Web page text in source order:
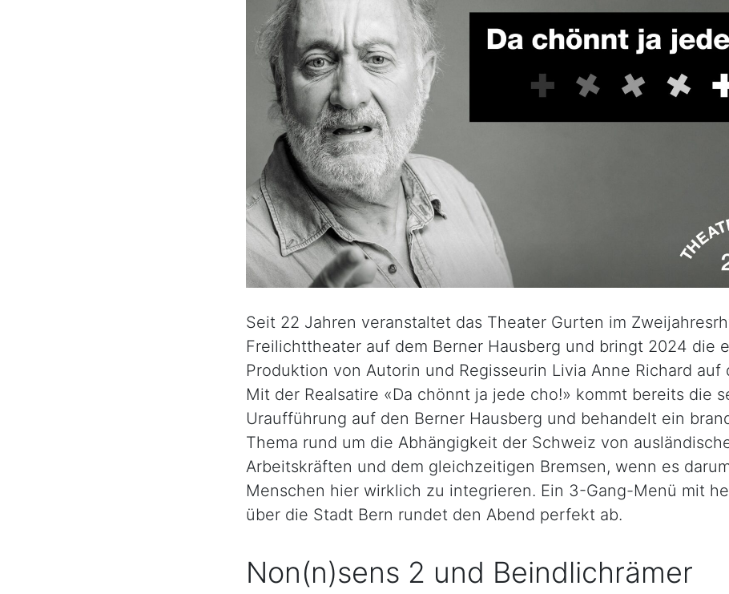
Seit 22 Jahren veranstaltet das Theater Gurten im
Freilichttheater auf dem Berner Hausberg und bringt 2024 die
Produktion von Autorin und Regisseurin Livia Anne Richard auf
Mit der Realsatire «Da chönnt ja jede cho!» kommt bereits die
Uraufführung auf den Berner Hausberg und behandelt ein
Thema rund um die Abhängigkeit der Schweiz von
Arbeitskräften und dem gleichzeitigen Bremsen, wenn es
Menschen hier wirklich zu integrieren. Ein 3-Gang-Menü mit
über die Stadt Bern rundet den Abend perfekt ab.
Non(n)sens 2 und Beindlichrämer